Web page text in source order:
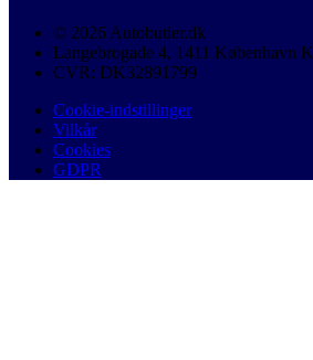
© 2026 Autobutler.dk
Langebrogade 4, 1411 København K
CVR: DK32891799
Cookie-indstillinger
Vilkår
Cookies
GDPR